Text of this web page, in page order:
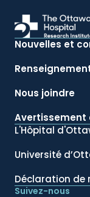
Nouvelles et
Nous joindre
L'Hôpital
Université
Déclaration de
Suivez-nous